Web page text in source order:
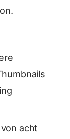
acht